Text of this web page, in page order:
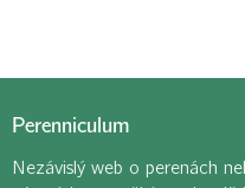
Perenniculum
Nezávislý web o perenách